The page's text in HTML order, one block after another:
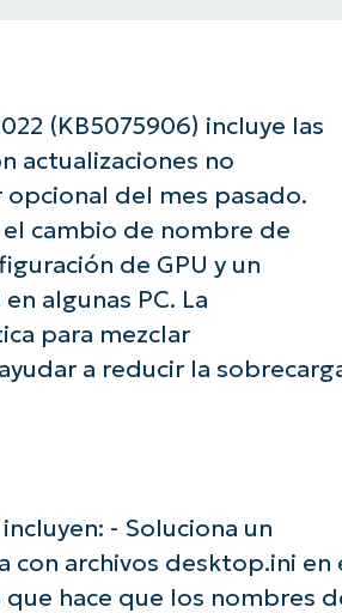
(KB5075906) incluye las
actualizaciones no
del mes pasado.
cambio de nombre de
de GPU y un
algunas PC. La
para mezclar
a reducir la
- Soluciona un
archivos desktop.ini en
hace que los nombres